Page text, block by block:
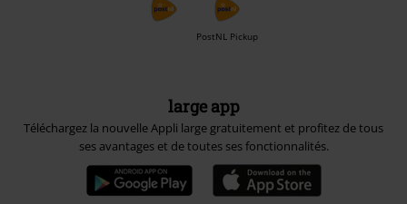
PostNL Pickup
large app
Téléchargez la nouvelle Appli large gratuitement et profitez de tous
ses avantages et de toutes ses fonctionnalités.